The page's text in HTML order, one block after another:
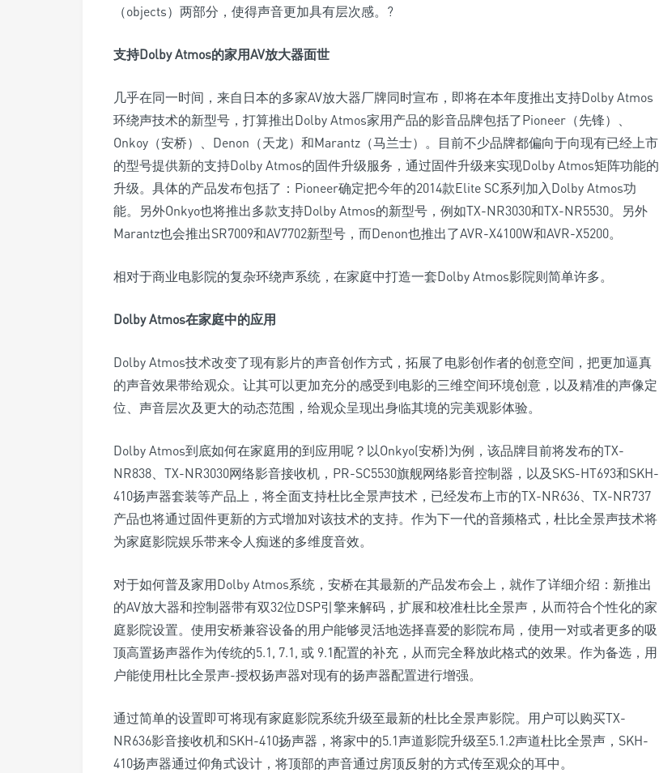
（objects）两部分，使得声音更加具有层次感。?
支持Dolby Atmos的家用AV放大器面世
几乎在同一时间，来自日本的多家AV放大器厂牌同时宣布，即将在本年度推出支持Dolby Atmos
环绕声技术的新型号，打算推出Dolby Atmos家用产品的影音品牌包括了Pioneer（先锋）、
Onkoy（安桥）、Denon（天龙）和Marantz（马兰士）。目前不少品牌都偏向于向现有已经上市
的型号提供新的支持Dolby Atmos的固件升级服务，通过固件升级来实现Dolby Atmos矩阵功能的
升级。具体的产品发布包括了：Pioneer确定把今年的2014款Elite SC系列加入Dolby Atmos功
能。另外Onkyo也将推出多款支持Dolby Atmos的新型号，例如TX-NR3030和TX-NR5530。另外
Marantz也会推出SR7009和AV7702新型号，而Denon也推出了AVR-X4100W和AVR-X5200。
相对于商业电影院的复杂环绕声系统，在家庭中打造一套Dolby Atmos影院则简单许多。
Dolby Atmos在家庭中的应用
Dolby Atmos技术改变了现有影片的声音创作方式，拓展了电影创作者的创意空间，把更加逼真
的声音效果带给观众。让其可以更加充分的感受到电影的三维空间环境创意，以及精准的声像定
位、声音层次及更大的动态范围，给观众呈现出身临其境的完美观影体验。
Dolby Atmos到底如何在家庭用的到应用呢？以Onkyo(安桥)为例，该品牌目前将发布的TX-
NR838、TX-NR3030网络影音接收机，PR-SC5530旗舰网络影音控制器，以及SKS-HT693和SKH-
410扬声器套装等产品上，将全面支持杜比全景声技术，已经发布上市的TX-NR636、TX-NR737
产品也将通过固件更新的方式增加对该技术的支持。作为下一代的音频格式，杜比全景声技术将
为家庭影院娱乐带来令人痴迷的多维度音效。
对于如何普及家用Dolby Atmos系统，安桥在其最新的产品发布会上，就作了详细介绍：新推出
的AV放大器和控制器带有双32位DSP引擎来解码，扩展和校准杜比全景声，从而符合个性化的家
庭影院设置。使用安桥兼容设备的用户能够灵活地选择喜爱的影院布局，使用一对或者更多的吸
顶高置扬声器作为传统的5.1, 7.1, 或 9.1配置的补充，从而完全释放此格式的效果。作为备选，用
户能使用杜比全景声-授权扬声器对现有的扬声器配置进行增强。
通过简单的设置即可将现有家庭影院系统升级至最新的杜比全景声影院。用户可以购买TX-
NR636影音接收机和SKH-410扬声器，将家中的5.1声道影院升级至5.1.2声道杜比全景声，SKH-
410扬声器通过仰角式设计，将顶部的声音通过房顶反射的方式传至观众的耳中。